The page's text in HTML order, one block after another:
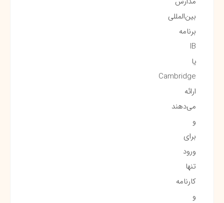
بین‌المللی
برنامه
IB
یا
Cambridge
ارائه
می‌دهند
و
برای
ورود
تنها
کارنامه
و